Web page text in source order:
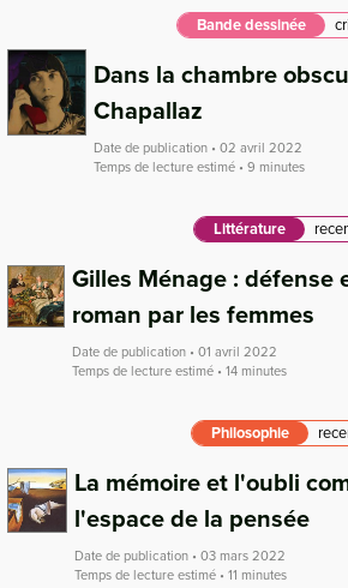
Bande dessinée
Dans la chambre
Chapallaz
Date de publication • 02 avril 2022
Temps de lecture estimé • 9 minutes
Littérature
Gilles Ménage : défense
roman par les femmes
Date de publication • 01 avril 2022
Temps de lecture estimé • 14 minutes
Philosophie
La mémoire et l'oubli
l'espace de la pensée
Date de publication • 03 mars 2022
Temps de lecture estimé • 11 minutes